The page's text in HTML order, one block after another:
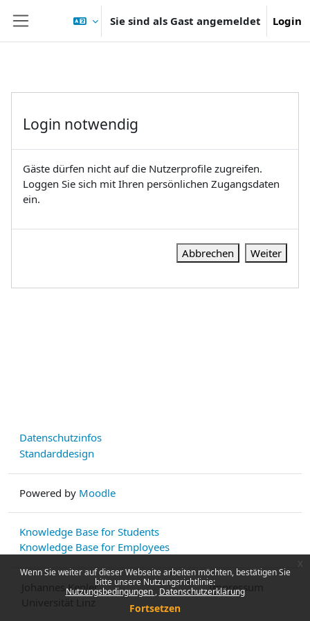
Wenn Sie weiter auf dieser Webseite arbeiten möchten, bestätigen Sie
bitte unsere Nutzungsrichtlinie:
Nutzungsbedingungen Datenschutzerklärung
Fortsetzen
Website-Übersicht
Sie sind als Gast angemeldet Login
Login notwendig
Gäste dürfen nicht auf die Nutzerprofile zugreifen.
Loggen Sie sich mit Ihren persönlichen Zugangsdaten
ein.
Abbrechen Weiter
Datenschutzinfos
Standarddesign
Powered by Moodle
Knowledge Base for Students
Knowledge Base for Employees
Johannes Kepler
Impressum